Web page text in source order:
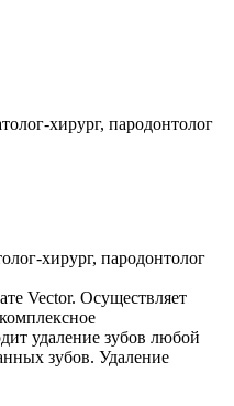
хирург, пародонтолог
хирург, пародонтолог
Vector. Осуществляет
удаление зубов любой
зубов. Удаление